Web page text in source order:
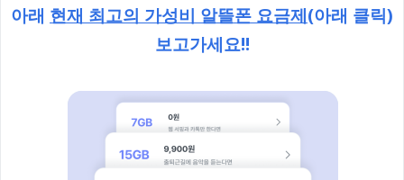
아래 현재 최고의 가성비 알뜰폰 요금제(아래 클릭)
보고가세요!!